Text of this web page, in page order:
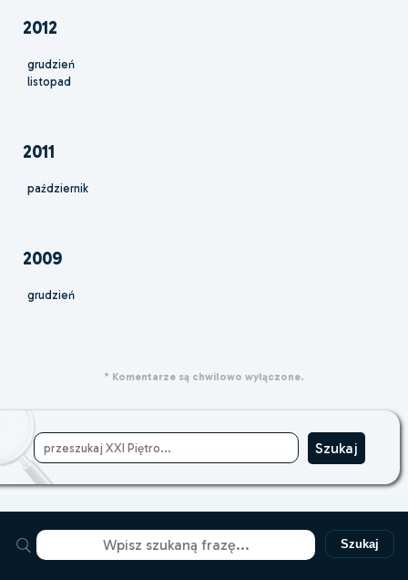
2012
grudzień
listopad
2011
październik
2009
grudzień
* Komentarze są chwilowo wyłączone.
Szukaj